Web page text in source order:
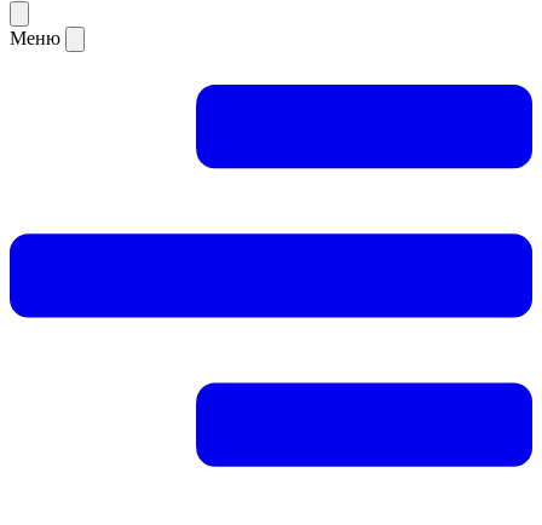
Меню